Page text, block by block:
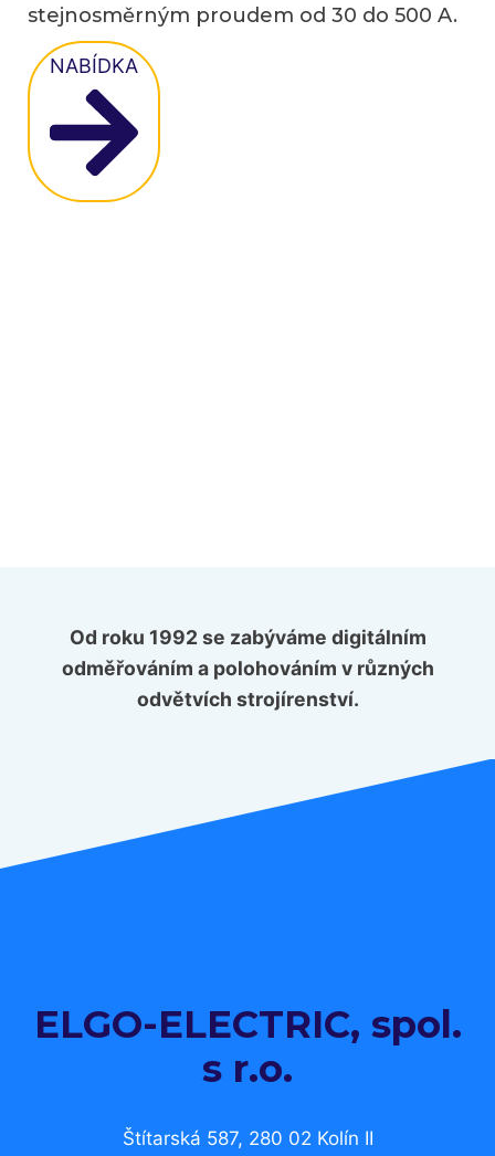
stejnosměrným proudem od 30 do 500 A.
NABÍDKA
Od roku 1992 se zabýváme digitálním
odměřováním a polohováním v různých
odvětvích strojírenství.
ELGO-ELECTRIC, spol.
s r.o.
Štítarská 587, 280 02 Kolín II